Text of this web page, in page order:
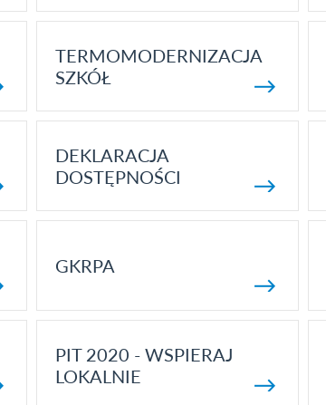
TERMOMODERNIZACJA
SZKÓŁ
DEKLARACJA
DOSTĘPNOŚCI
GKRPA
PIT 2020 - WSPIERAJ
LOKALNIE